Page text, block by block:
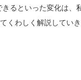
るといった変化は、
くわしく解説していき